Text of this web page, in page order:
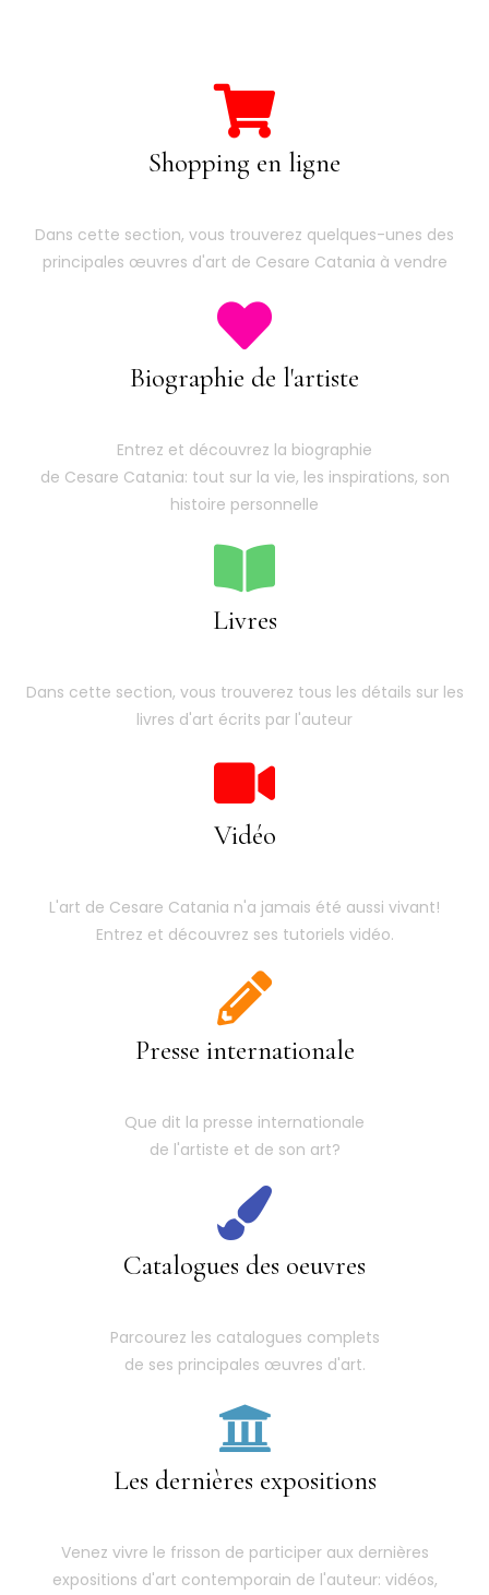
Shopping en ligne
Dans cette section, vous trouverez quelques-unes des
principales œuvres d'art de Cesare Catania à vendre
Biographie de l'artiste
Entrez et découvrez la biographie
de Cesare Catania: tout sur la vie, les inspirations, son
histoire personnelle
Livres
Dans cette section, vous trouverez tous les détails sur les
livres d'art écrits par l'auteur
Vidéo
L'art de Cesare Catania n'a jamais été aussi vivant!
Entrez et découvrez ses tutoriels vidéo.
Presse internationale
Que dit la presse internationale
de l'artiste et de son art?
Catalogues des oeuvres
Parcourez les catalogues complets
de ses principales œuvres d'art.
Les dernières expositions
Venez vivre le frisson de participer aux dernières
expositions d'art contemporain de l'auteur: vidéos,